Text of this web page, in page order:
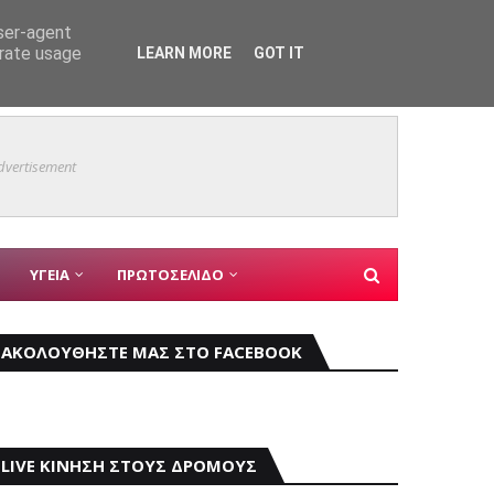
για την Παλαιστίνη
ΥΓΕΙΑ ΠΡΩΤΟΣΕΛΙΔΟ
ΑΚΟΛΟΥΘΗΣΤΕ ΜΑΣ ΣΤΟ FACEBOOK
LIVE ΚΙΝΗΣΗ ΣΤΟΥΣ ΔΡΟΜΟΥΣ
agent
usage
LEARN MORE GOT IT